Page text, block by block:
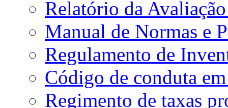
Relatório da
Manual de Normas e
Regulamento de
Código de conduta
Regimento de taxas